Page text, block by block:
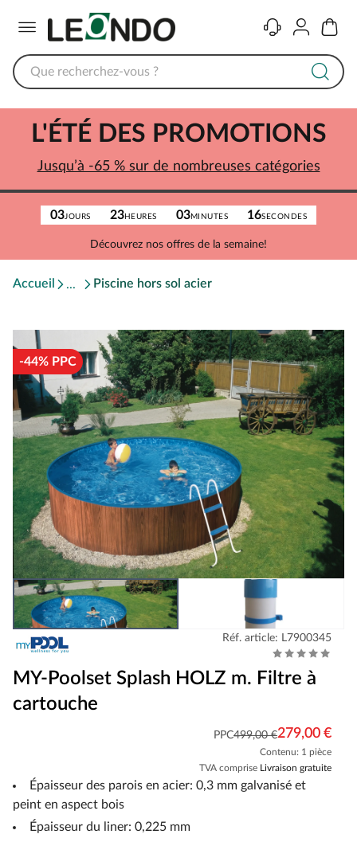
ContactComptePanier
03JOURS 23HEURES 03MINUTES 16SECONDES
Découvrez nos offres de la semaine!
L'ÉTÉ DES PROMOTIONS
Jusqu’à -65 % sur de nombreuses catégories
Accueil Piscine hors sol acier
-44% PPC
Réf. article: L7900345
MY-Poolset Splash HOLZ m. Filtre à
cartouche
PPC499,00 €279,00 €
Contenu: 1 pièce
TVA comprise Livraison gratuite
Épaisseur des parois en acier: 0,3 mm galvanisé et
peint en aspect bois
Épaisseur du liner: 0,225 mm